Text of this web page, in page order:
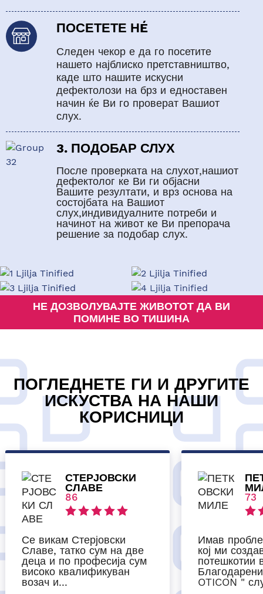
ПОСЕТЕТЕ НÉ
Следен чекор е да го посетите
нашето најблиско претставништво,
каде што нашите искусни
дефектолози на брз и едноставен
начин ќе Ви го проверат Вашиот
слух.
3. ПОДОБАР СЛУХ
После проверката на слухот,нашиот
дефектолог ке Ви ги објасни
Вашите резултати, и врз основа на
состојбата на Вашиот
слух,индивидуалните потреби и
начинот на живот ке Ви препорача
решение за подобар слух.
НЕ ДОЗВОЛУВАЈТЕ ЖИВОТОТ ДА ВИ
ПОМИНЕ ВО ТИШИНА
ПОГЛЕДНЕТЕ ГИ И ДРУГИТЕ
ИСКУСТВА НА НАШИ
КОРИСНИЦИ
СТЕРЈОВСКИ
СЛАВЕ
86
Се викам Стерјовски
Славе, татко сум на две
деца и по професија сум
високо квалификуван
возач и...
73
Имав
кој ми
потешкотии
OTICON "